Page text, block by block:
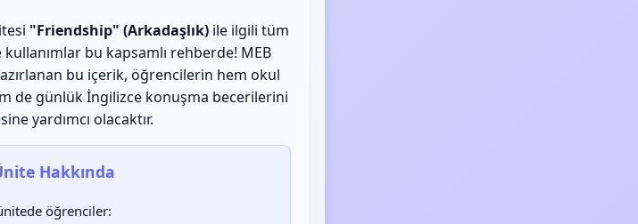
"Friendship" (Arkadaşlık) ile ilgili tüm
bu kapsamlı rehberde! MEB
bu içerik, öğrencilerin hem okul
de günlük İngilizce konuşma becerilerini
yardımcı olacaktır.
Hakkında
öğrenciler: